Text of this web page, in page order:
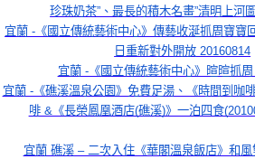
珍珠奶茶”、最長的積木名畫”清明上河
宜蘭 -《國立傳統藝術中心》傳藝收涎抓周寶寶
日重新對外開放 20160814
宜蘭 -《國立傳統藝術中心》暄暄抓
宜蘭 -《礁溪溫泉公園》免費足湯、《時間到咖
啡 &《長榮鳳凰酒店(礁溪)》一泊四食
宜蘭 礁溪 – 二次入住《華閣溫泉飯店》和